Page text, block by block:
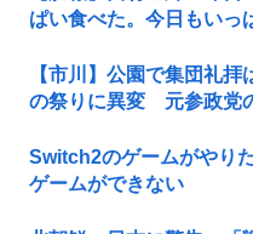
ぱい食べた。今日もいっ
【市川】公園で集団礼
の祭りに異変 元参政党
Switch2のゲームがやり
ゲームができない